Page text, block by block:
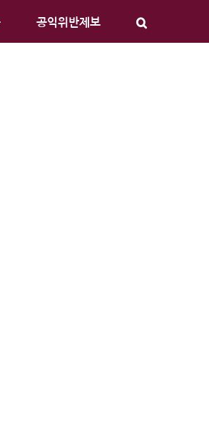
공익위반제보